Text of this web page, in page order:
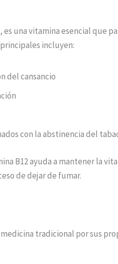
una vitamina esencial
incluyen:
del cansancio
con la abstinencia del
B12 ayuda a mantener la
de dejar de fumar.
tradicional por sus